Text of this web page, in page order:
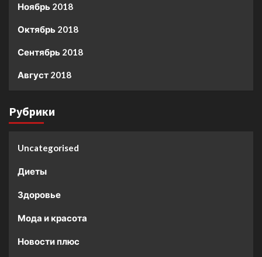
Ноябрь 2018
Октябрь 2018
Сентябрь 2018
Август 2018
Рубрики
Uncategorised
Диеты
Здоровье
Мода и красота
Новости плюс